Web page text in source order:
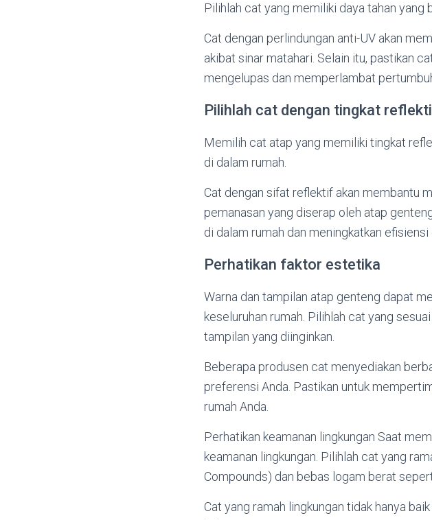
Pilihlah cat yang memiliki daya tahan
Cat dengan perlindungan anti-UV akan
akibat sinar matahari. Selain itu, pastikan
mengelupas dan memperlambat
Pilihlah cat dengan tingkat
Memilih cat atap yang memiliki tingkat
di dalam rumah.
Cat dengan sifat reflektif akan membantu
pemanasan yang diserap oleh atap
di dalam rumah dan meningkatkan efisiensi
Perhatikan faktor estetika
Warna dan tampilan atap genteng dapat
keseluruhan rumah. Pilihlah cat yang
tampilan yang diinginkan.
Beberapa produsen cat menyediakan
preferensi Anda. Pastikan untuk
rumah Anda.
Perhatikan keamanan lingkungan Saat
keamanan lingkungan. Pilihlah cat yang
Compounds) dan bebas logam berat
Cat yang ramah lingkungan tidak hanya